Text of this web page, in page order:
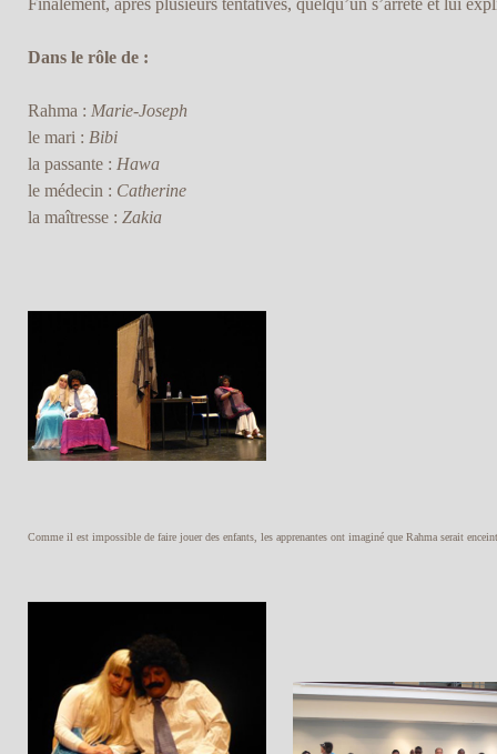
Finalement, après plusieurs tentatives, quelqu’un s’arrête et lui
Dans le rôle de :
Rahma : Marie-Joseph
le mari : Bibi
la passante : Hawa
le médecin : Catherine
la maîtresse : Zakia
Comme il est impossible de faire jouer des enfants, les apprenantes ont imaginé que Rahma serait